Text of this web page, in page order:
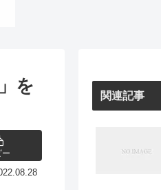
を
ー
関連記事